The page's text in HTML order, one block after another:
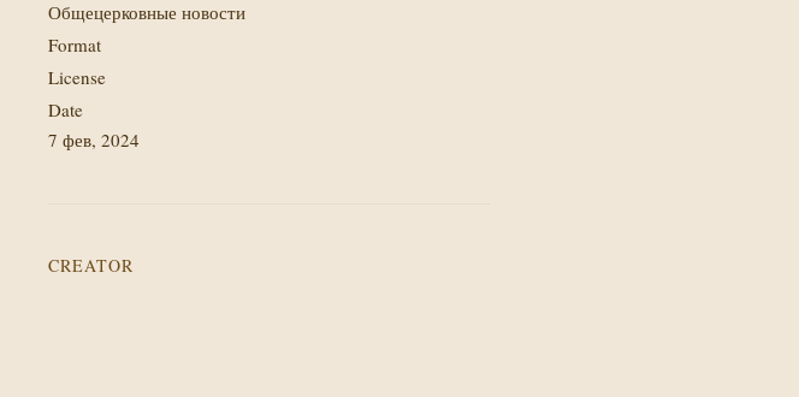
Общецерковные новости
Format
License
Date
7 фев, 2024
CREATOR